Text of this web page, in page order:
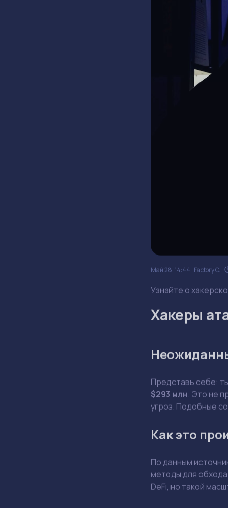
Май 28, 14:44 Factory C.
Узнайте о
Хакеры
Представь себе:
$293 млн . Это не
угроз. Подобные
Как это
По данным
методы для
DeFi, но такой